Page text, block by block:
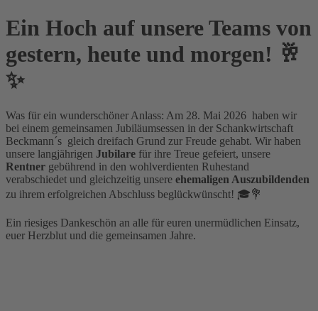
Ein Hoch auf unsere Teams von
gestern, heute und morgen! 🥂
✨
Was für ein wunderschöner Anlass: Am 28. Mai 2026 haben wir
bei einem gemeinsamen Jubiläumsessen in der Schankwirtschaft
Beckmann´s gleich dreifach Grund zur Freude gehabt. Wir haben
unsere langjährigen Jubilare für ihre Treue gefeiert, unsere
Rentner gebührend in den wohlverdienten Ruhestand
verabschiedet und gleichzeitig unsere ehemaligen Auszubildenden
zu ihrem erfolgreichen Abschluss beglückwünscht! 🎓💐
Ein riesiges Dankeschön an alle für euren unermüdlichen Einsatz,
euer Herzblut und die gemeinsamen Jahre.